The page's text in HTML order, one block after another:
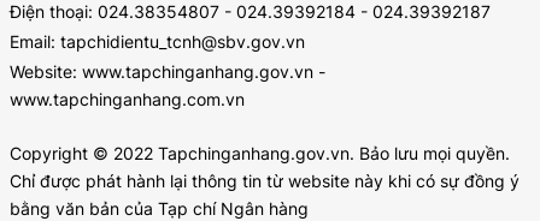
Điện thoại: 024.38354807 - 024.39392184 - 024.39392187
Email: tapchidientu_tcnh@sbv.gov.vn
Website: www.tapchinganhang.gov.vn -
www.tapchinganhang.com.vn
Copyright © 2022 Tapchinganhang.gov.vn. Bảo lưu mọi quyền.
Chỉ được phát hành lại thông tin từ website này khi có sự đồng ý
bằng văn bản của Tạp chí Ngân hàng